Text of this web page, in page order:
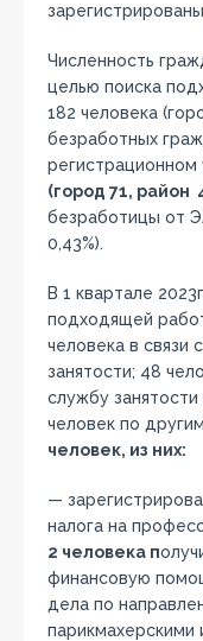
Численность
целью поиска
182 человека
безработных
регистрационном
(город 71, район
безработицы от
0,43%).
В 1 квартале
подходящей
человека в связи
занятости; 48
службу
человек по
человек, из них:
—
налога на
2 человека п
финансовую
дела по
парикмахерскими